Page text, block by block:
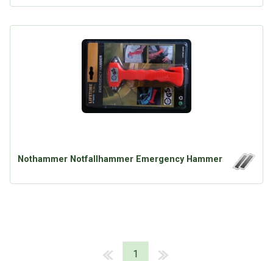
Nothammer Notfallhammer Emergency Hammer
1